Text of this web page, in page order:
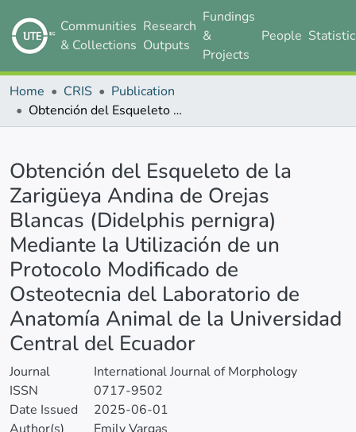
Communities
& Collections
Research
Outputs
Fundings
&
Projects
People
Home CRIS
Publication
Obtención del Esqueleto de la Zarigüeya Andina de Orejas Blancas (Didelphis pernigra) Mediante la Utilización de un Protocolo Modificado de Osteotecnia del Laboratorio de Anatomía Animal de la Universidad Central del Ecuador
Obtención del Esqueleto de la
Zarigüeya Andina de Orejas
Blancas (Didelphis pernigra)
Mediante la Utilización de un
Protocolo Modificado de
Osteotecnia del Laboratorio de
Anatomía Animal de la Universidad
Central del Ecuador
Journal
International Journal of Morphology
ISSN
0717-9502
Date Issued
2025-06-01